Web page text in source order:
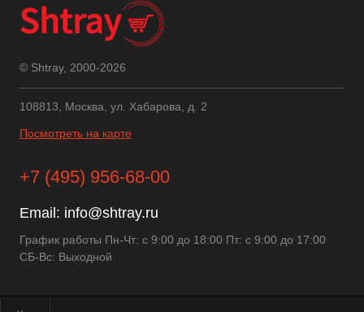
© Shtray, 2000-2026
108813, Москва, ул. Хабарова, д. 2
Посмотреть на карте
+7 (495) 956-68-00
Email: info@shtray.ru
График работы Пн-Чт: с 9:00 до 18:00 Пт: с 9:00 до 17:00
СБ-Вс: Выходной